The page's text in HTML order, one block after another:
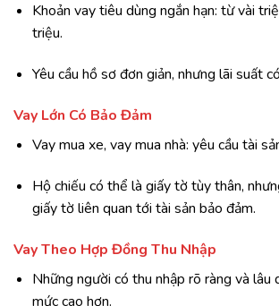
Khoản vay tiêu dùng ngắn hạn: từ vài
triệu.
Yêu cầu hồ sơ đơn giản, nhưng lãi suất
Vay Lớn Có Bảo Đảm
Vay mua xe, vay mua nhà: yêu cầu tài
Hộ chiếu có thể là giấy tờ tùy thân,
giấy tờ liên quan tới tài sản bảo đảm.
Vay Theo Hợp Đồng Thu Nhập
Những người có thu nhập rõ ràng và lâu
mức cao hơn.